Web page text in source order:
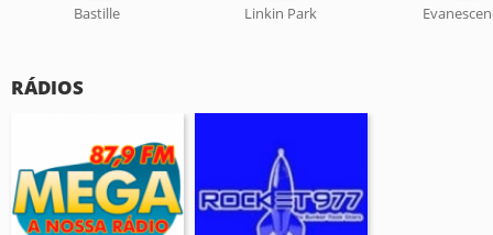
Bastille Linkin Park
RÁDIOS